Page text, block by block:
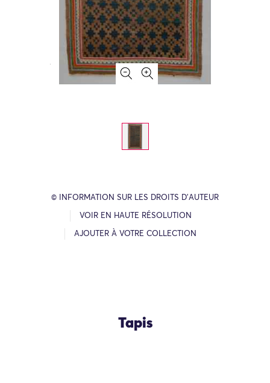
© INFORMATION SUR LES DROITS D’AUTEUR
VOIR EN HAUTE RÉSOLUTION
AJOUTER À VOTRE COLLECTION
Tapis